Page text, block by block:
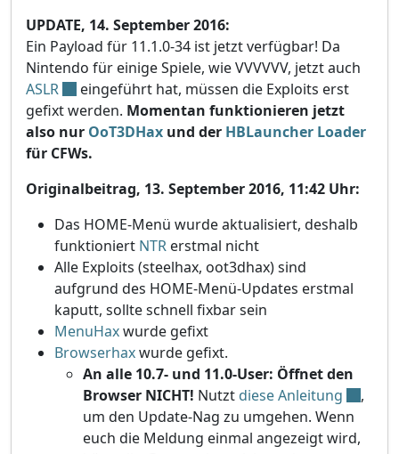
UPDATE, 14. September 2016:
Ein Payload für 11.1.0-34 ist jetzt verfügbar! Da
Nintendo für einige Spiele, wie VVVVVV, jetzt auch
ASLR
eingeführt hat, müssen die Exploits erst
gefixt werden. Momentan funktionieren jetzt
also nur OoT3DHax und der HBLauncher Loader
für CFWs.
Originalbeitrag, 13. September 2016, 11:42 Uhr:
Das HOME-Menü wurde aktualisiert, deshalb
funktioniert NTR erstmal nicht
Alle Exploits (steelhax, oot3dhax) sind
aufgrund des HOME-Menü-Updates erstmal
kaputt, sollte schnell fixbar sein
MenuHaxwurde gefixt
Browserhaxwurde gefixt.
An alle 10.7- und 11.0-User: Öffnet den
Browser NICHT! Nutzt diese Anleitung
,
um den Update-Nag zu umgehen. Wenn
euch die Meldung einmal angezeigt wird,